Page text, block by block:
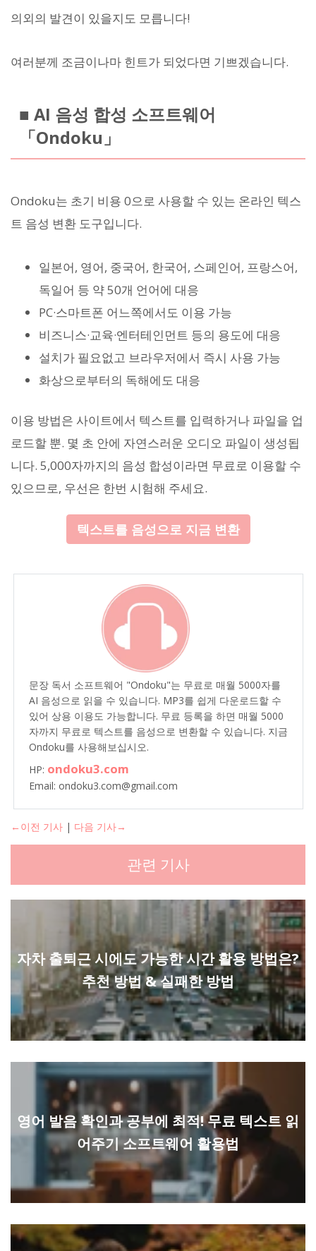
의외의 발견이 있을지도 모릅니다!
여러분께 조금이나마 힌트가 되었다면 기쁘겠습니다.
■ AI 음성 합성 소프트웨어
「Ondoku」
Ondoku는 초기 비용 0으로 사용할 수 있는 온라인 텍스
트 음성 변환 도구입니다.
일본어, 영어, 중국어, 한국어, 스페인어, 프랑스어,
독일어 등 약 50개 언어에 대응
PC·스마트폰 어느쪽에서도 이용 가능
비즈니스·교육·엔터테인먼트 등의 용도에 대응
설치가 필요없고 브라우저에서 즉시 사용 가능
화상으로부터의 독해에도 대응
이용 방법은 사이트에서 텍스트를 입력하거나 파일을 업
로드할 뿐. 몇 초 안에 자연스러운 오디오 파일이 생성됩
니다. 5,000자까지의 음성 합성이라면 무료로 이용할 수
있으므로, 우선은 한번 시험해 주세요.
텍스트를 음성으로 지금 변환
문장 독서 소프트웨어 "Ondoku"는 무료로 매월 5000자를
AI 음성으로 읽을 수 있습니다. MP3를 쉽게 다운로드할 수
있어 상용 이용도 가능합니다. 무료 등록을 하면 매월 5000
자까지 무료로 텍스트를 음성으로 변환할 수 있습니다. 지금
Ondoku를 사용해보십시오.
HP: ondoku3.com
Email: ondoku3.com@gmail.com
←이전 기사 | 다음 기사→
관련 기사
자차 출퇴근 시에도 가능한 시간 활용 방법은?
추천 방법 & 실패한 방법
영어 발음 확인과 공부에 최적! 무료 텍스트 읽
어주기 소프트웨어 활용법